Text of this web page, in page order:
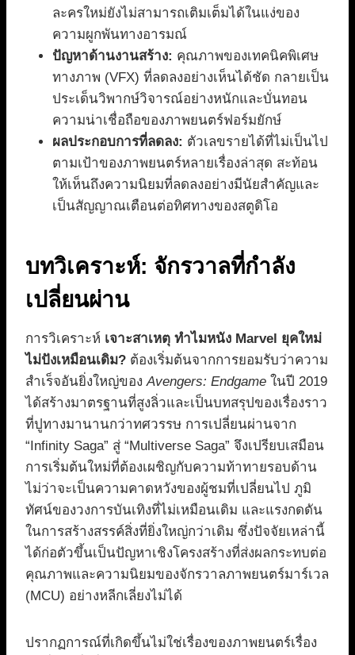
ละครใหม่ยังไม่สามารถเติมเต็มได้ในแง่ของ
ความผูกพันทางอารมณ์
ปัญหาด้านงานสร้าง: คุณภาพของเทคนิคพิเศษ
ทางภาพ (VFX) ที่ลดลงอย่างเห็นได้ชัด กลายเป็น
ประเด็นวิพากษ์วิจารณ์อย่างหนักและบั่นทอน
ความน่าเชื่อถือของภาพยนตร์ฟอร์มยักษ์
ผลประกอบการที่ลดลง: ตัวเลขรายได้ที่ไม่เป็นไป
ตามเป้าของภาพยนตร์หลายเรื่องล่าสุด สะท้อน
ให้เห็นถึงความนิยมที่ลดลงอย่างมีนัยสำคัญและ
เป็นสัญญาณเตือนต่อทิศทางของสตูดิโอ
บทวิเคราะห์: จักรวาลที่กำลัง
เปลี่ยนผ่าน
การวิเคราะห์ เจาะสาเหตุ ทำไมหนัง Marvel ยุคใหม่
ไม่ปังเหมือนเดิม? ต้องเริ่มต้นจากการยอมรับว่าความ
สำเร็จอันยิ่งใหญ่ของ Avengers: Endgame ในปี 2019
ได้สร้างมาตรฐานที่สูงลิ่วและเป็นบทสรุปของเรื่องราว
ที่ปูทางมานานกว่าทศวรรษ การเปลี่ยนผ่านจาก
“Infinity Saga” สู่ “Multiverse Saga” จึงเปรียบเสมือน
การเริ่มต้นใหม่ที่ต้องเผชิญกับความท้าทายรอบด้าน
ไม่ว่าจะเป็นความคาดหวังของผู้ชมที่เปลี่ยนไป ภูมิ
ทัศน์ของวงการบันเทิงที่ไม่เหมือนเดิม และแรงกดดัน
ในการสร้างสรรค์สิ่งที่ยิ่งใหญ่กว่าเดิม ซึ่งปัจจัยเหล่านี้
ได้ก่อตัวขึ้นเป็นปัญหาเชิงโครงสร้างที่ส่งผลกระทบต่อ
คุณภาพและความนิยมของจักรวาลภาพยนตร์มาร์เวล
(MCU) อย่างหลีกเลี่ยงไม่ได้
ปรากฏการณ์ที่เกิดขึ้นไม่ใช่เรื่องของภาพยนตร์เรื่อง